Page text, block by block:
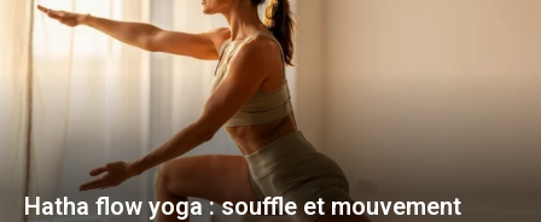
Hatha flow yoga : souffle et mouvement